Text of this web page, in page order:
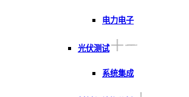
电力电子
光伏测试
系统集成